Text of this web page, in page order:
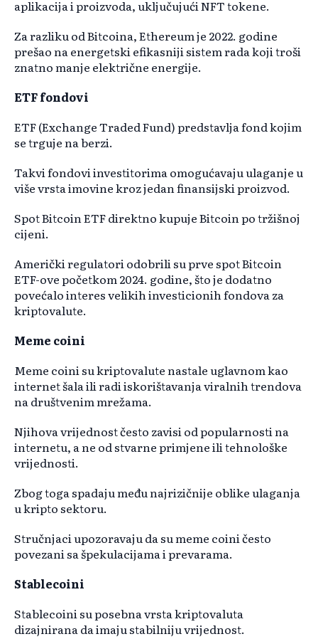
aplikacija i proizvoda, uključujući NFT tokene.
Za razliku od Bitcoina, Ethereum je 2022. godine
prešao na energetski efikasniji sistem rada koji troši
znatno manje električne energije.
ETF fondovi
ETF (Exchange Traded Fund) predstavlja fond kojim
se trguje na berzi.
Takvi fondovi investitorima omogućavaju ulaganje u
više vrsta imovine kroz jedan finansijski proizvod.
Spot Bitcoin ETF direktno kupuje Bitcoin po tržišnoj
cijeni.
Američki regulatori odobrili su prve spot Bitcoin
ETF-ove početkom 2024. godine, što je dodatno
povećalo interes velikih investicionih fondova za
kriptovalute.
Meme coini
Meme coini su kriptovalute nastale uglavnom kao
internet šala ili radi iskorištavanja viralnih trendova
na društvenim mrežama.
Njihova vrijednost često zavisi od popularnosti na
internetu, a ne od stvarne primjene ili tehnološke
vrijednosti.
Zbog toga spadaju među najrizičnije oblike ulaganja
u kripto sektoru.
Stručnjaci upozoravaju da su meme coini često
povezani sa špekulacijama i prevarama.
Stablecoini
Stablecoini su posebna vrsta kriptovaluta
dizajnirana da imaju stabilniju vrijednost.